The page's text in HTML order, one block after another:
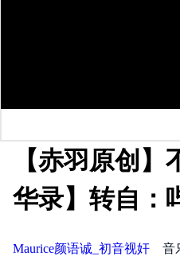
【赤羽原创
华录】转自：
Maurice颜语诚_初音视奸 音